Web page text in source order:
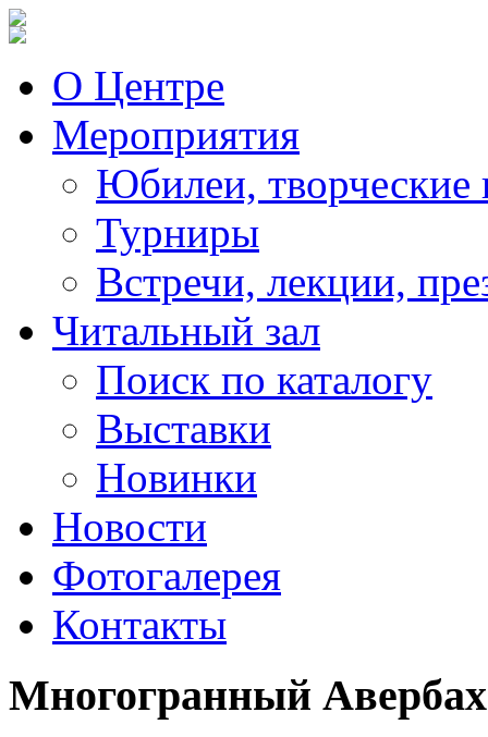
О Центре
Мероприятия
Юбилеи, творческие
Турниры
Встречи, лекции,
Читальный зал
Поиск по каталогу
Выставки
Новинки
Новости
Фотогалерея
Контакты
Многогранный Авербах